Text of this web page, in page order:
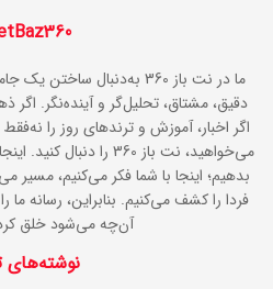
ما در نت باز 360 به‌دنبال
دقیق، مشتاق، تحلیل‌گر و آینده‌نگر.
اگر اخبار، آموزش و ترندهای روز را
می‌خواهید، نت باز 360 را
بدهیم؛ اینجا با شما فکر می‌کنیم، مسیر
فردا را کشف می‌کنیم. بنابراین، رسانه
آن‌چه می‌شود خلق
نوشته‌های